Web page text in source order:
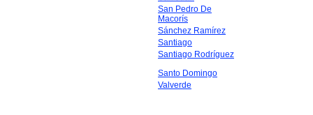
San Pedro De
Macorís
Sánchez Ramírez
Santiago
Santiago Rodríguez
Santo Domingo
Valverde